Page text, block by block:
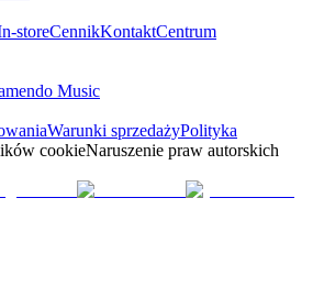
storeCennikKontaktCentrum
Music
Warunki sprzedażyPolityka
cookieNaruszenie praw autorskich